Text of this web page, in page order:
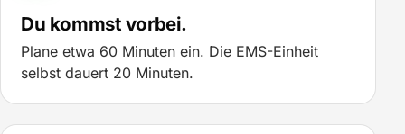
Du kommst vorbei.
Plane etwa 60 Minuten ein. Die EMS-Einheit
selbst dauert 20 Minuten.